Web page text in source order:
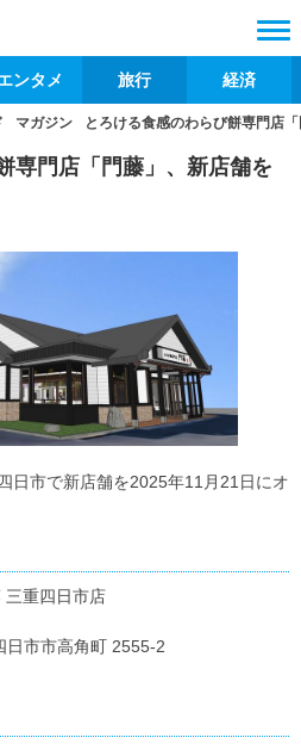
ンタメ 旅行 経済
マガジン とろける食感のわらび餅専門店
専門店「門藤」、新店舗を
日市で新店舗を2025年11月21日にオ
三重四日市店
日市市高角町 2555-2